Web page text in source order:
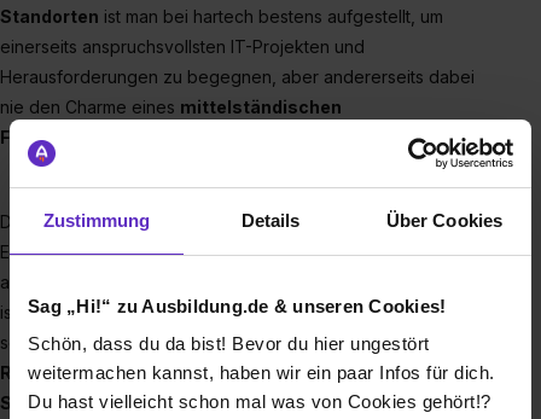
Zustimmung Details Über Cookies
Sag „Hi!“ zu Ausbildung.de & unseren Cookies!
Schön, dass du da bist! Bevor du hier ungestört
weitermachen kannst, haben wir ein paar Infos für dich.
Du hast vielleicht schon mal was von Cookies gehört!?
Standorten ist man bei hartech bestens aufgestellt, um
einerseits anspruchsvollsten IT-Projekten und
Herausforderungen zu begegnen, aber andererseits dabei
nie den Charme eines mittelständischen
Familienunternehmens
Das hartech Systemhaus ist ein verlässlicher und mit viel
Expertenwissen ausgestatteter IT-Partner für tolle Kunden
aus nahezu allen Branchen und dem Public-Sektor zu sein,
ist das Kerngeschäft der hartech Systemhaus GmbH. Als
solcher sind wirLieferant und Betreiber modernster
Rechenzentrumstechnologien. Wir bilden in Managed
ServicessämtlicheIT-Prozesse von Design über Support